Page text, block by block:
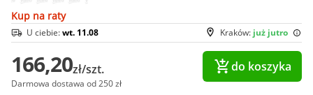
Kup na raty
Kraków: już jutro
U ciebie:wt. 11.08
166,20zł/szt.
Darmowa dostawa od 250 zł
do koszyka